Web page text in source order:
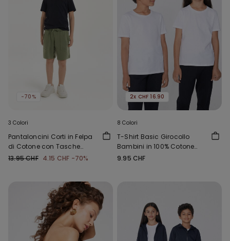
-70%
3 Colori
Pantaloncini Corti in Felpa
di Cotone con Tasche
Bimbo
13.95 CHF 4.15 CHF -70%
2x CHF 16.90
8 Colori
T-Shirt Basic Girocollo
Bambini in 100% Cotone
Unisex
9.95 CHF